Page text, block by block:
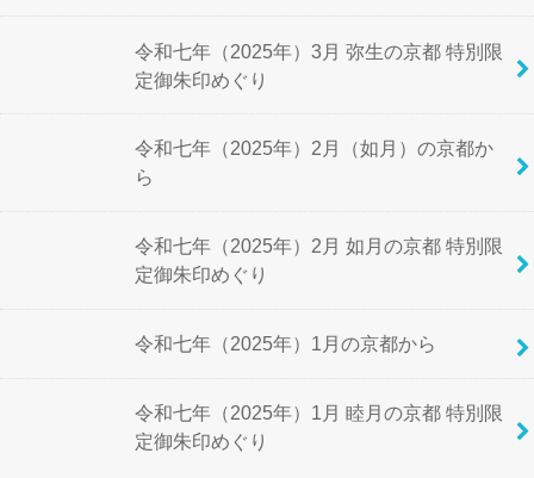
令和七年（2025年）3月 弥生の京都 特別限
定御朱印めぐり
令和七年（2025年）2月（如月）の京都か
ら
令和七年（2025年）2月 如月の京都 特別限
定御朱印めぐり
令和七年（2025年）1月の京都から
令和七年（2025年）1月 睦月の京都 特別限
定御朱印めぐり